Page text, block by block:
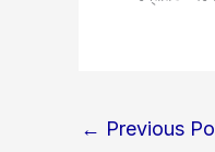
← Previous